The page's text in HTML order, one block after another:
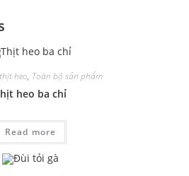
heo, Toàn bộ sản phẩm
heo ba chỉ
Read more